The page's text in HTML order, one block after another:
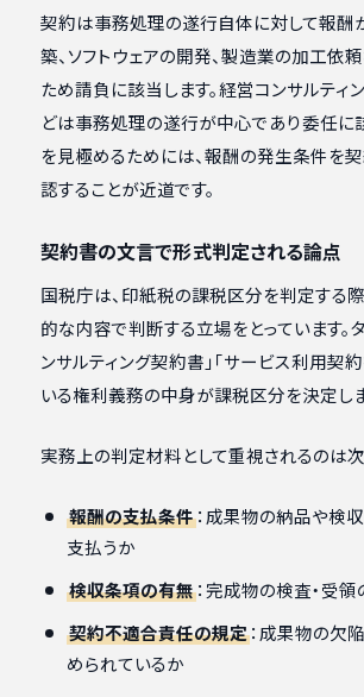
契約は事務処理の遂行自体に対して報酬
築、ソフトウェアの開発、製造業の加工
ため請負に該当します。経営コンサルティ
どは事務処理の遂行が中心であり委任に
を見極めるためには、報酬の発生条件を
認することが近道です。
契約書の文言で形式判定される論点
国税庁は、印紙税の課税区分を判定する
的な内容で判断する立場をとっています。
ンサルティング契約書」「サービス利用契
いる権利義務の中身が課税区分を決定しま
実務上の判定材料として重視されるのは次
報酬の支払条件：成果物の納品や検
支払うか
検収条項の有無：完成物の検査・受
契約不適合責任の規定：成果物の欠
められているか